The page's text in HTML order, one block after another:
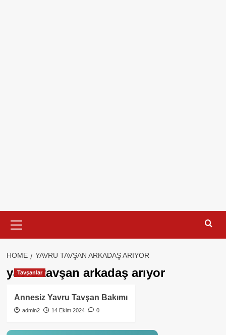
Menu
HOME YAVRU TAVŞAN ARKADAŞ ARIYOR
yavru tavşan arkadaş arıyor
Tavşanlar
Annesiz Yavru Tavşan Bakımı
admin2 14 Ekim 2024 0